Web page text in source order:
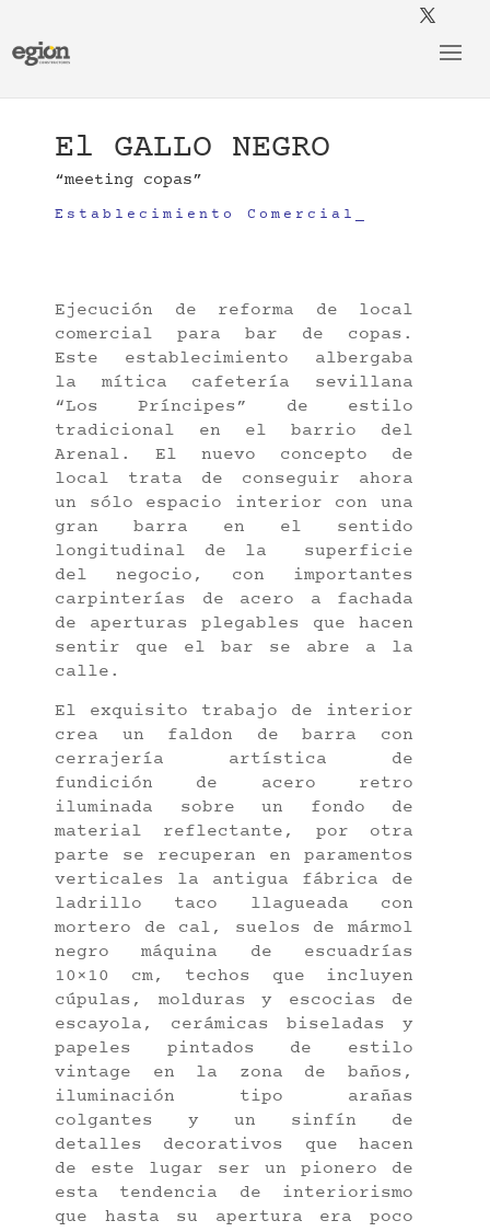
El GALLO NEGRO
“meeting copas”
Establecimiento Comercial_
Ejecución de reforma de local
comercial para bar de copas.
Este establecimiento albergaba
la mítica cafetería sevillana
“Los Príncipes” de estilo
tradicional en el barrio del
Arenal. El nuevo concepto de
local trata de conseguir ahora
un sólo espacio interior con una
gran barra en el sentido
longitudinal de la superficie
del negocio, con importantes
carpinterías de acero a fachada
de aperturas plegables que hacen
sentir que el bar se abre a la
calle.
El exquisito trabajo de interior
crea un faldon de barra con
cerrajería artística de
fundición de acero retro
iluminada sobre un fondo de
material reflectante, por otra
parte se recuperan en paramentos
verticales la antigua fábrica de
ladrillo taco llagueada con
mortero de cal, suelos de mármol
negro máquina de escuadrías
10×10 cm, techos que incluyen
cúpulas, molduras y escocias de
escayola, cerámicas biseladas y
papeles pintados de estilo
vintage en la zona de baños,
iluminación tipo arañas
colgantes y un sinfín de
detalles decorativos que hacen
de este lugar ser un pionero de
esta tendencia de interiorismo
que hasta su apertura era poco